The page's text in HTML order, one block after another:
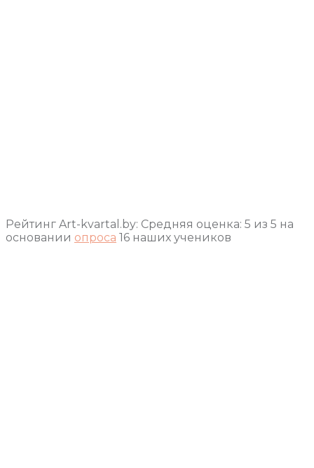
Рейтинг Art-kvartal.by: Средняя оценка: 5 из 5 на
основании опроса 16 наших учеников